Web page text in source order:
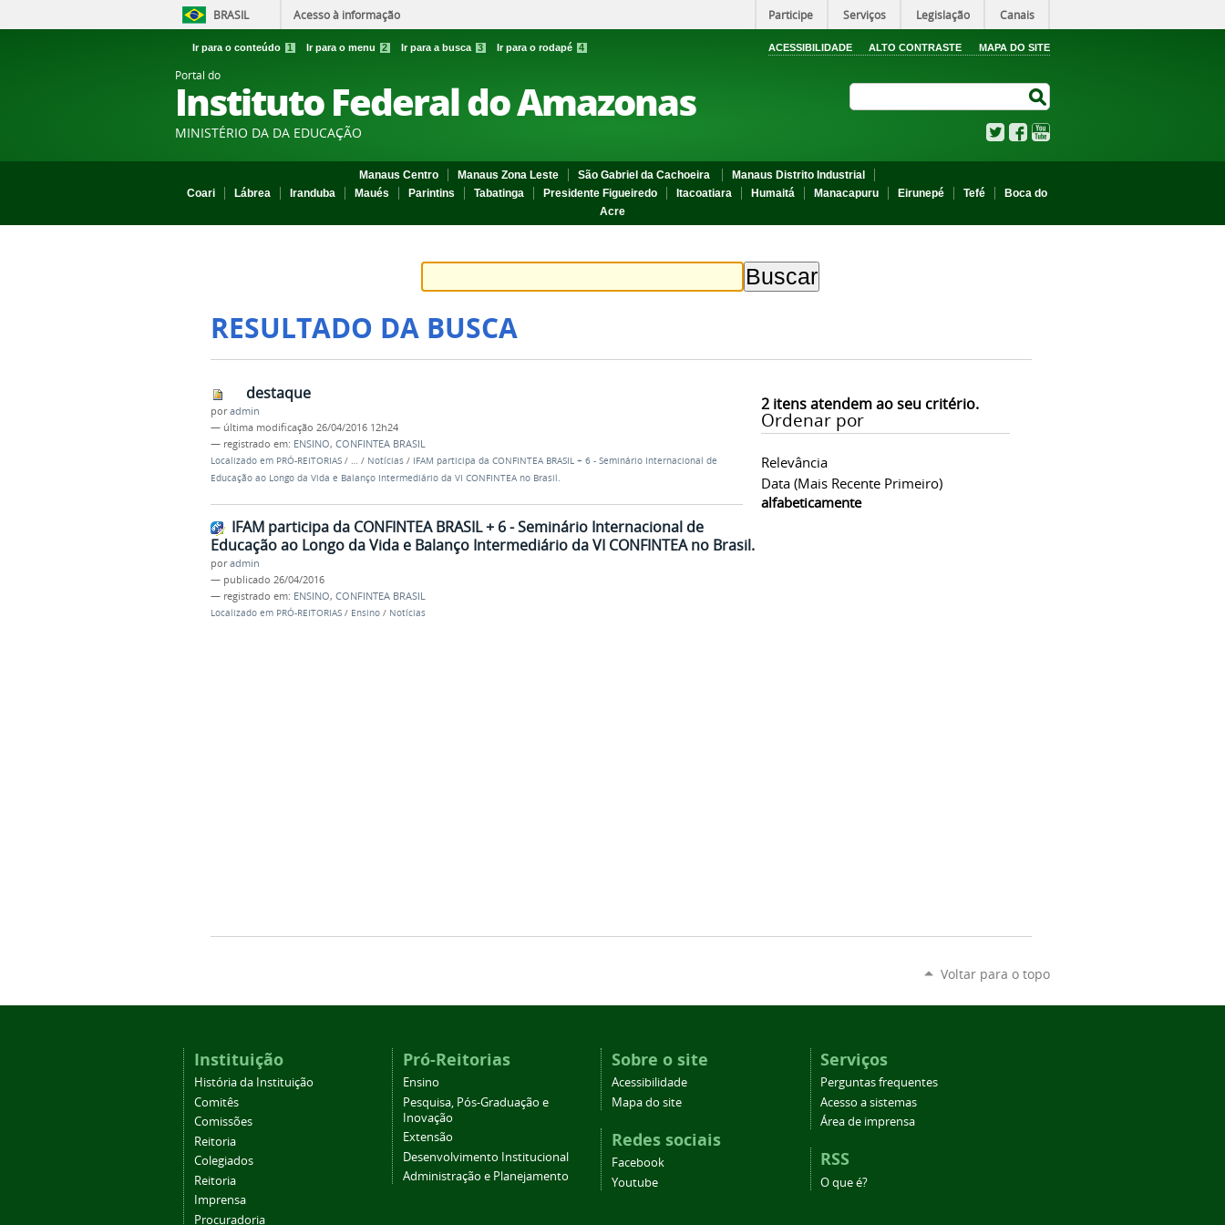
BRASIL Acesso à informação Participe Serviços Legislação Canais
Ir para o conteúdo 1 Ir para o menu 2 Ir para a busca 3 Ir para o rodapé 4 ACESSIBILIDADE ALTO CONTRASTE MAPA DO SITE
Portal do
Instituto Federal do Amazonas
MINISTÉRIO DA DA EDUCAÇÃO TwitterFacebook
Manaus Centro Manaus Zona Leste São Gabriel da Cachoeira
Manaus Distrito Industrial
Coari
Lábrea Iranduba Maués Parintins Tabatinga Presidente Figueiredo Itacoatiara Humaitá Manacapuru Eirunepé Tefé
Boca do
Acre
RESULTADO DA BUSCA
2itens atendem ao seu critério.
Ordenar por
Relevância
Data (mais Recente Primeiro)
alfabeticamente
destaque
poradmin
— última modificação 26/04/2016 12h24
— registrado em: ENSINO, CONFINTEA BRASIL
Localizado em PRÓ-REITORIAS / … / Notícias / IFAM participa da CONFINTEA BRASIL + 6 - Seminário Internacional de
Educação ao Longo da Vida e Balanço Intermediário da VI CONFINTEA no Brasil.
IFAM participa da CONFINTEA BRASIL + 6 - Seminário Internacional de
Educação ao Longo da Vida e Balanço Intermediário da VI CONFINTEA no Brasil.
poradmin
— publicado 26/04/2016
— registrado em: ENSINO, CONFINTEA BRASIL
Localizado em PRÓ-REITORIAS / Ensino / Notícias
Voltar para o topo
Instituição
História da Instituição
Comitês
Comissões
Reitoria
Colegiados
Reitoria
Imprensa
Procuradoria
Pró-Reitorias
Ensino
Pesquisa, Pós-Graduação e
Inovação
Extensão
Desenvolvimento Institucional
Administração e Planejamento
Sobre o site
Acessibilidade
Mapa do site
Redes sociais
Facebook
Youtube
Serviços
Perguntas frequentes
Acesso a sistemas
Área de imprensa
RSS
O que é?